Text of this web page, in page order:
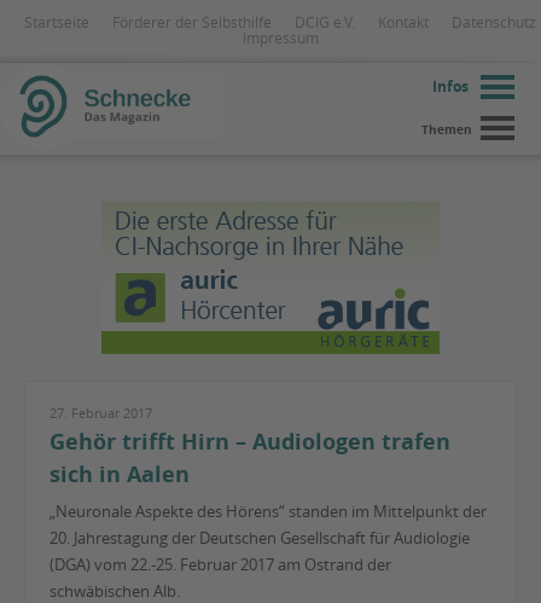
Startseite Förderer der Selbsthilfe DCIG e.V. Kontakt
Datenschutz
Impressum
Infos
Themen
27. Februar 2017
Gehör trifft Hirn – Audiologen trafen
sich in Aalen
„Neuronale Aspekte des Hörens“ standen im Mittelpunkt der
20. Jahrestagung der Deutschen Gesellschaft für Audiologie
(DGA) vom 22.-25. Februar 2017 am Ostrand der
schwäbischen Alb.